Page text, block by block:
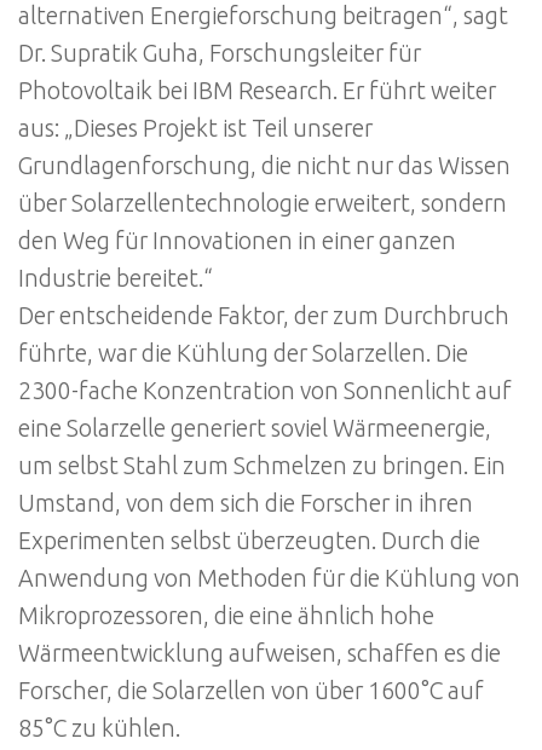
alternativen Energieforschung beitragen“, sagt
Dr. Supratik Guha, Forschungsleiter für
Photovoltaik bei IBM Research. Er führt weiter
aus: „Dieses Projekt ist Teil unserer
Grundlagenforschung, die nicht nur das Wissen
über Solarzellentechnologie erweitert, sondern
den Weg für Innovationen in einer ganzen
Industrie bereitet.“
Der entscheidende Faktor, der zum Durchbruch
führte, war die Kühlung der Solarzellen. Die
2300-fache Konzentration von Sonnenlicht auf
eine Solarzelle generiert soviel Wärmeenergie,
um selbst Stahl zum Schmelzen zu bringen. Ein
Umstand, von dem sich die Forscher in ihren
Experimenten selbst überzeugten. Durch die
Anwendung von Methoden für die Kühlung von
Mikroprozessoren, die eine ähnlich hohe
Wärmeentwicklung aufweisen, schaffen es die
Forscher, die Solarzellen von über 1600°C auf
85°C zu kühlen.